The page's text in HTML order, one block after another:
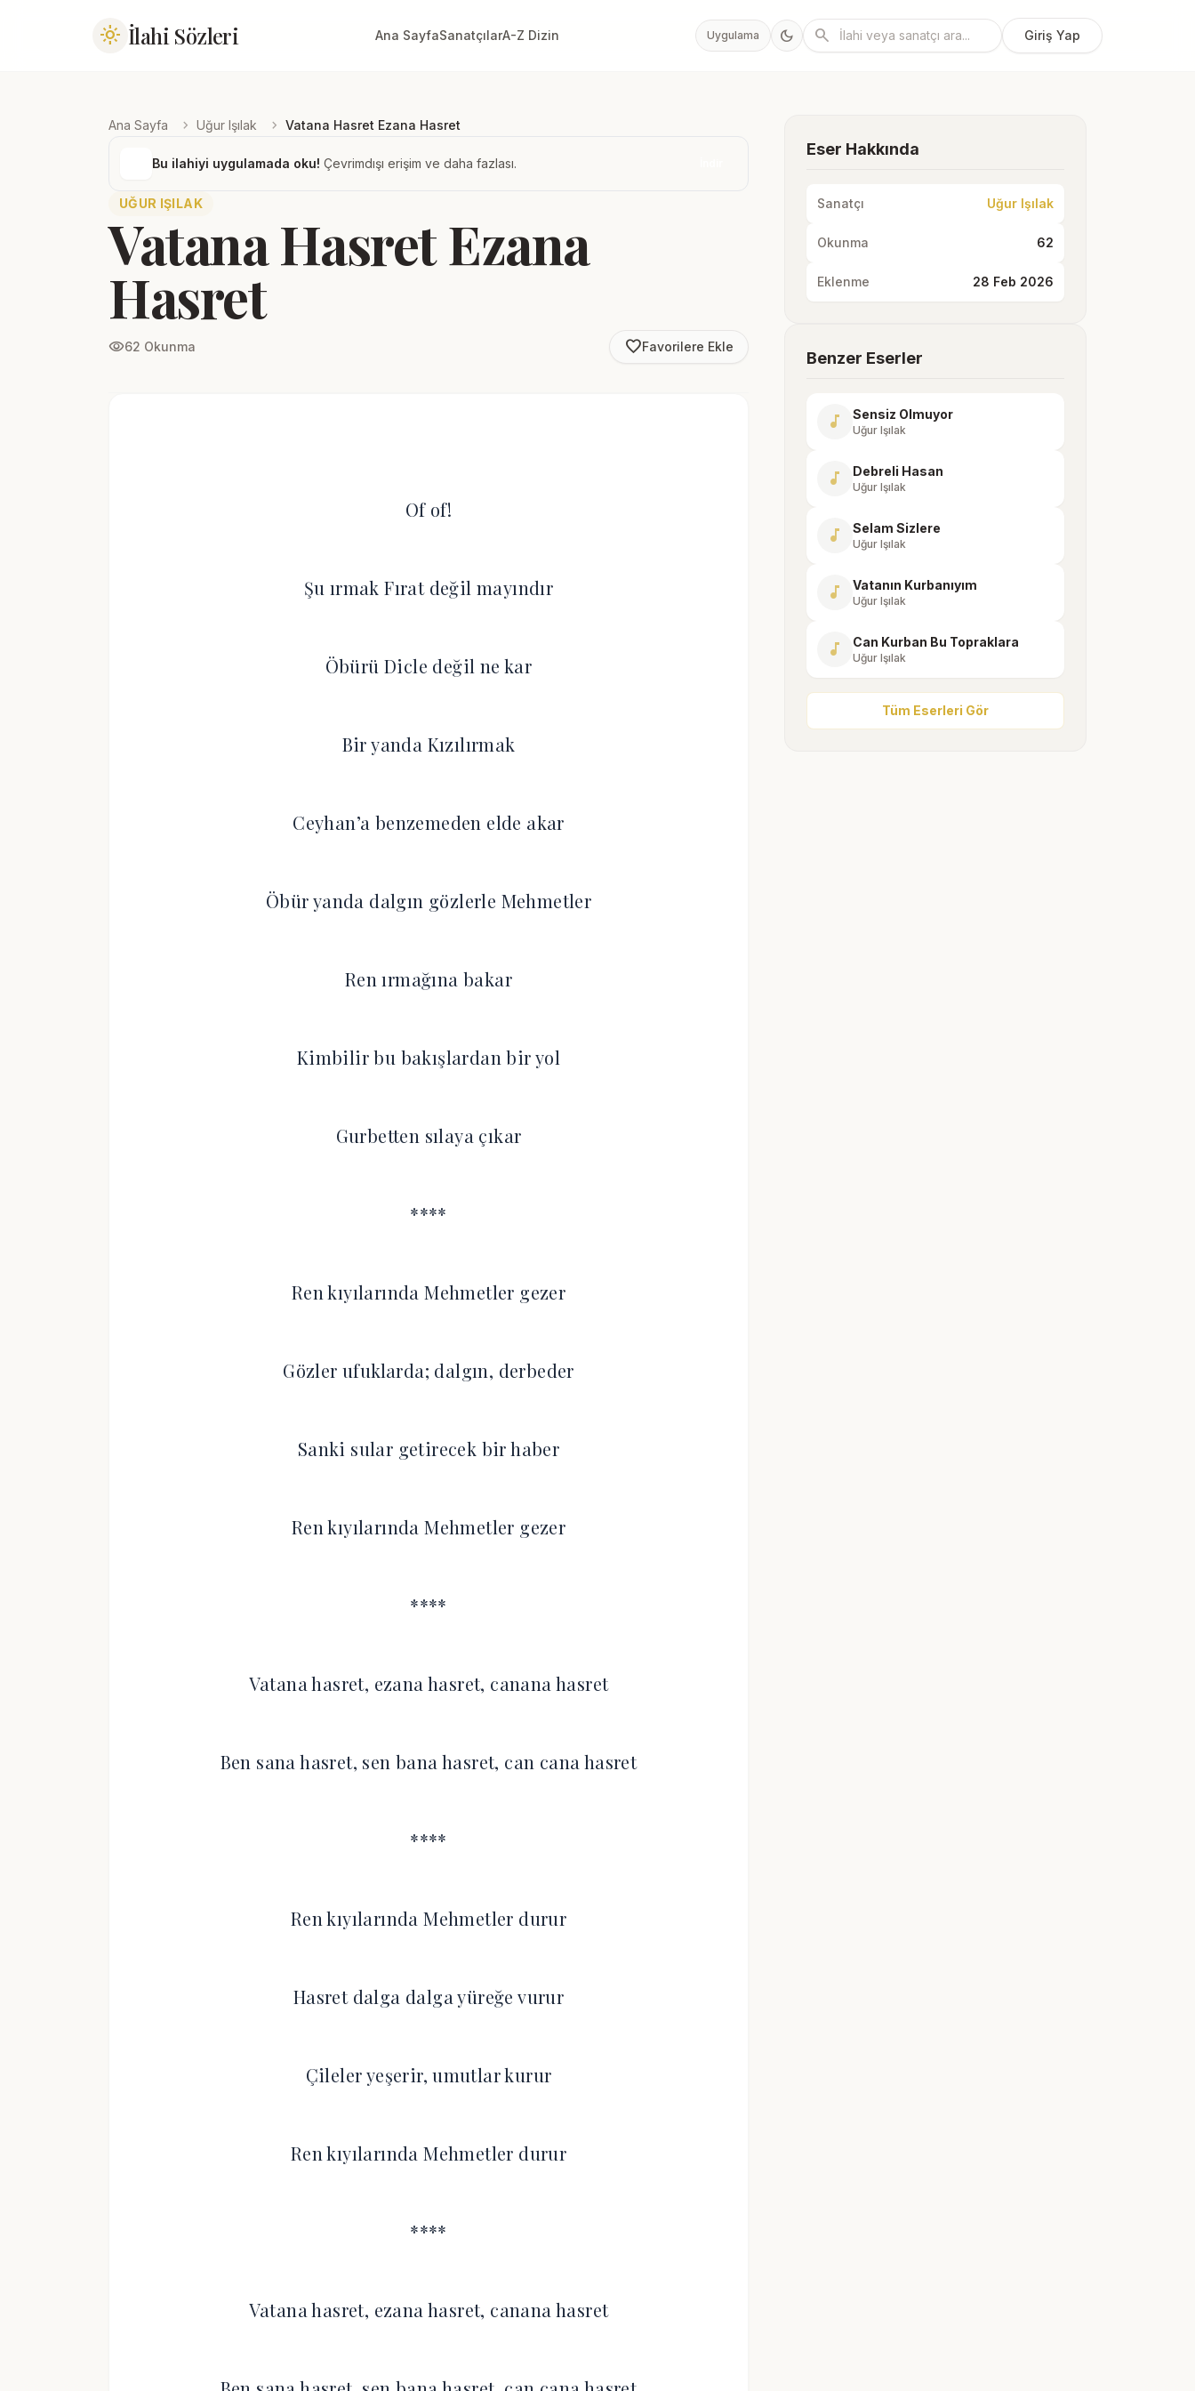
light_mode İlahi Sözleri Ana SayfaSanatçılarA-Z Dizin Uygulama dark_mode search Giriş Yap
Ana Sayfa chevron_right Uğur Işılak chevron_right Vatana Hasret Ezana Hasret
Bu ilahiyi uygulamada oku! Çevrimdışı erişim ve daha fazlası.
UĞUR IŞILAK
Vatana Hasret Ezana
Hasret
visibility62 Okunma favorite_borderFavorilere Ekle
Of of!
Şu ırmak Fırat değil mayındır
Öbürü Dicle değil ne kar
Bir yanda Kızılırmak
Ceyhan’a benzemeden elde akar
Öbür yanda dalgın gözlerle Mehmetler
Ren ırmağına bakar
Kimbilir bu bakışlardan bir yol
Gurbetten sılaya çıkar
****
Ren kıyılarında Mehmetler gezer
Gözler ufuklarda; dalgın, derbeder
Sanki sular getirecek bir haber
Ren kıyılarında Mehmetler gezer
****
Vatana hasret, ezana hasret, canana hasret
Ben sana hasret, sen bana hasret, can cana hasret
****
Ren kıyılarında Mehmetler durur
Hasret dalga dalga yüreğe vurur
Çileler yeşerir, umutlar kurur
Ren kıyılarında Mehmetler durur
****
Vatana hasret, ezana hasret, canana hasret
Eser Hakkında
Sanatçı Uğur Işılak
Okunma 62
Eklenme 28 Feb 2026
Benzer Eserler
music_note Sensiz Olmuyor
Uğur Işılak
music_note Debreli Hasan
Uğur Işılak
music_note Selam Sizlere
Uğur Işılak
music_note Vatanın Kurbanıyım
Uğur Işılak
music_note Can Kurban Bu Topraklara
Uğur Işılak
Tüm Eserleri Gör